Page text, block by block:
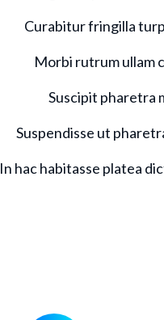
Curabitur fringilla
Morbi rutrum ullam
Suscipit pharetra
Suspendisse ut
In hac habitasse platea